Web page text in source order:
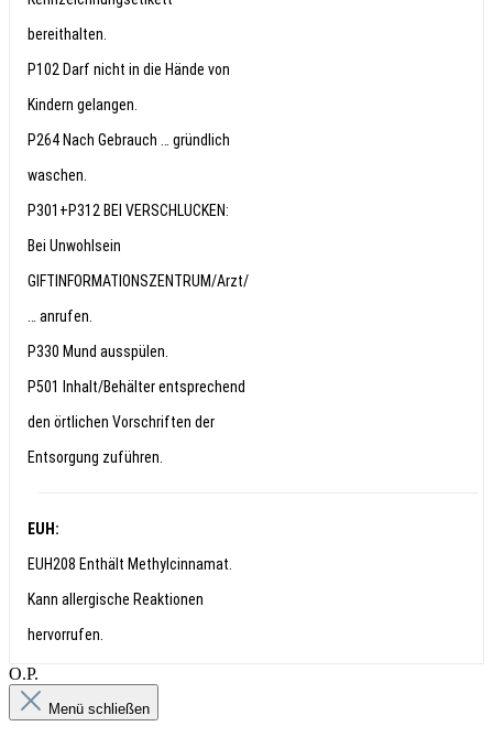
bereithalten.
P102 Darf nicht in die Hände von
Kindern gelangen.
P264 Nach Gebrauch … gründlich
waschen.
P301+P312 BEI VERSCHLUCKEN:
Bei Unwohlsein
GIFTINFORMATIONSZENTRUM/Arzt/
… anrufen.
P330 Mund ausspülen.
P501 Inhalt/Behälter entsprechend
den örtlichen Vorschriften der
Entsorgung zuführen.
EUH:
EUH208 Enthält Methylcinnamat.
Kann allergische Reaktionen
hervorrufen.
О.Р.
Menü schließen